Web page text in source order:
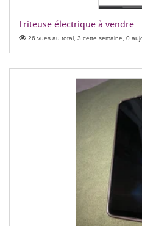
Friteuse électrique à vendre
26 vues au total, 3 cette semaine, 0